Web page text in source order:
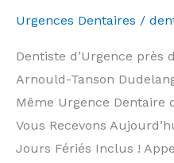
Arnould-
Tanson
Practice
Luxembourg
Urgences Dentaires /
Dentiste d’Urgence près
Arnould-Tanson
Même Urgence Dentaire
Vous Recevons
Jours Fériés Inclus !